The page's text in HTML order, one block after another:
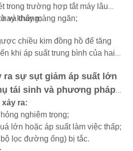
trong trường hợp tắt máy lâu
không;
và thay màng ngăn;
chiều kim đồng hồ để tăng
khi áp suất trung bình của hai
ra sự sụt giảm áp suất lớn
tái sinh và phương pháp
ra:
nghiêm trọng;
lớn hoặc áp suất làm việc thấp;
lọc đường ống) bị tắc.